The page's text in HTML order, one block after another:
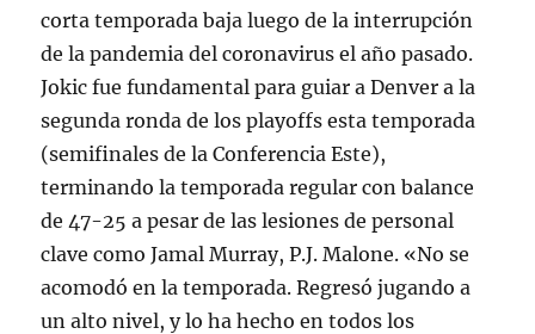
corta temporada baja luego de la interrupción
de la pandemia del coronavirus el año pasado.
Jokic fue fundamental para guiar a Denver a la
segunda ronda de los playoffs esta temporada
(semifinales de la Conferencia Este),
terminando la temporada regular con balance
de 47-25 a pesar de las lesiones de personal
clave como Jamal Murray, P.J. Malone. «No se
acomodó en la temporada. Regresó jugando a
un alto nivel, y lo ha hecho en todos los